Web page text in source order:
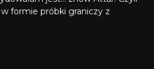
formie próbki graniczy z